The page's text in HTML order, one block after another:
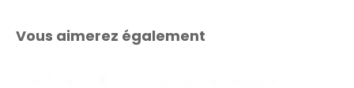
Vous aimerez également